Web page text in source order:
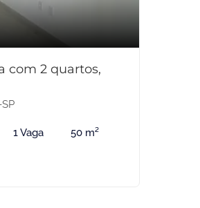
com 2 quartos,
1 Vaga 50 m²